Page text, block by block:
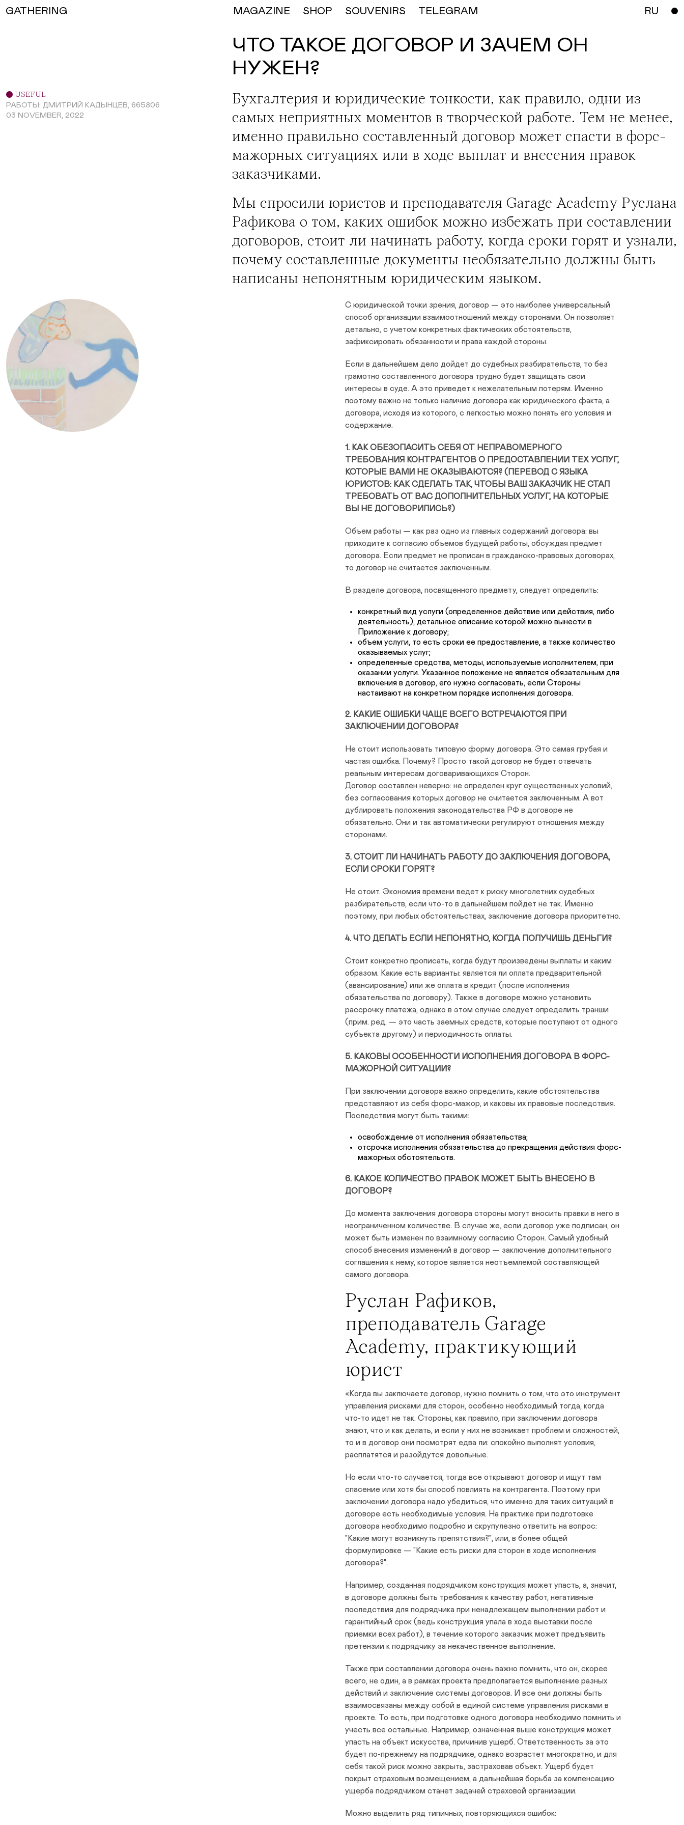
GATHERING MAGAZINE SHOP SOUVENIRS TELEGRAM RU
ЧТО ТАКОЕ ДОГОВОР И ЗАЧЕМ ОН
НУЖЕН?
USEFUL
РАБОТЫ: ДМИТРИЙ КАДЫНЦЕВ, 665806
03 NOVEMBER, 2022
Бухгалтерия и юридические тонкости, как правило, одни из
самых неприятных моментов в творческой работе. Тем не менее,
именно правильно составленный договор может спасти в форс-
мажорных ситуациях или в ходе выплат и внесения правок
заказчиками.
Мы спросили юристов и преподавателя Garage Academy Руслана
Рафикова о том, каких ошибок можно избежать при составлении
договоров, стоит ли начинать работу, когда сроки горят и узнали,
почему составленные документы необязательно должны быть
написаны непонятным юридическим языком.
С юридической точки зрения, договор — это наиболее универсальный
способ организации взаимоотношений между сторонами. Он позволяет
детально, с учетом конкретных фактических обстоятельств,
зафиксировать обязанности и права каждой стороны.
Если в дальнейшем дело дойдет до судебных разбирательств, то без
грамотно составленного договора трудно будет защищать свои
интересы в суде. А это приведет к нежелательным потерям. Именно
поэтому важно не только наличие договора как юридического факта, а
договора, исходя из которого, с легкостью можно понять его условия и
содержание.
1. КАК ОБЕЗОПАСИТЬ СЕБЯ ОТ НЕПРАВОМЕРНОГО
ТРЕБОВАНИЯ КОНТРАГЕНТОВ О ПРЕДОСТАВЛЕНИИ ТЕХ УСЛУГ,
КОТОРЫЕ ВАМИ НЕ ОКАЗЫВАЮТСЯ? (ПЕРЕВОД С ЯЗЫКА
ЮРИСТОВ: КАК СДЕЛАТЬ ТАК, ЧТОБЫ ВАШ ЗАКАЗЧИК НЕ СТАЛ
ТРЕБОВАТЬ ОТ ВАС ДОПОЛНИТЕЛЬНЫХ УСЛУГ, НА КОТОРЫЕ
ВЫ НЕ ДОГОВОРИЛИСЬ?)
Объем работы — как раз одно из главных содержаний договора: вы
приходите к согласию объемов будущей работы, обсуждая предмет
договора. Если предмет не прописан в гражданско-правовых договорах,
то договор не считается заключенным.
В разделе договора, посвященного предмету, следует определить:
конкретный вид услуги (определенное действие или действия, либо
деятельность), детальное описание которой можно вынести в
Приложение к договору;
объем услуги, то есть сроки ее предоставление, а также количество
оказываемых услуг;
определенные средства, методы, используемые исполнителем, при
оказании услуги. Указанное положение не является обязательным для
включения в договор, его нужно согласовать, если Стороны
настаивают на конкретном порядке исполнения договора.
2. КАКИЕ ОШИБКИ ЧАЩЕ ВСЕГО ВСТРЕЧАЮТСЯ ПРИ
ЗАКЛЮЧЕНИИ ДОГОВОРА?
Не стоит использовать типовую форму договора. Это самая грубая и
частая ошибка. Почему? Просто такой договор не будет отвечать
реальным интересам договаривающихся Сторон.
Договор составлен неверно: не определен круг существенных условий,
без согласования которых договор не считается заключенным. А вот
дублировать положения законодательства РФ в договоре не
обязательно. Они и так автоматически регулируют отношения между
сторонами.
3. СТОИТ ЛИ НАЧИНАТЬ РАБОТУ ДО ЗАКЛЮЧЕНИЯ ДОГОВОРА,
ЕСЛИ СРОКИ ГОРЯТ?
Не стоит. Экономия времени ведет к риску многолетних судебных
разбирательств, если что-то в дальнейшем пойдет не так. Именно
поэтому, при любых обстоятельствах, заключение договора приоритетно.
4. ЧТО ДЕЛАТЬ ЕСЛИ НЕПОНЯТНО, КОГДА ПОЛУЧИШЬ ДЕНЬГИ?
Стоит конкретно прописать, когда будут произведены выплаты и каким
образом. Какие есть варианты: является ли оплата предварительной
(авансирование) или же оплата в кредит (после исполнения
обязательства по договору). Также в договоре можно установить
рассрочку платежа, однако в этом случае следует определить транши
(прим. ред. — это часть заемных средств, которые поступают от одного
субъекта другому) и периодичность оплаты.
5. КАКОВЫ ОСОБЕННОСТИ ИСПОЛНЕНИЯ ДОГОВОРА В ФОРС-
МАЖОРНОЙ СИТУАЦИИ?
При заключении договора важно определить, какие обстоятельства
представляют из себя форс-мажор, и каковы их правовые последствия.
Последствия могут быть такими:
освобождение от исполнения обязательства;
отсрочка исполнения обязательства до прекращения действия форс-
мажорных обстоятельств.
6. КАКОЕ КОЛИЧЕСТВО ПРАВОК МОЖЕТ БЫТЬ ВНЕСЕНО В
ДОГОВОР?
До момента заключения договора стороны могут вносить правки в него в
неограниченном количестве. В случае же, если договор уже подписан, он
может быть изменен по взаимному согласию Сторон. Самый удобный
способ внесения изменений в договор — заключение дополнительного
соглашения к нему, которое является неотъемлемой составляющей
самого договора.
Руслан Рафиков,
преподаватель Garage
Academy, практикующий
юрист
«Когда вы заключаете договор, нужно помнить о том, что это инструмент
управления рисками для сторон, особенно необходимый тогда, когда
что-то идет не так. Стороны, как правило, при заключении договора
знают, что и как делать, и если у них не возникает проблем и сложностей,
то и в договор они посмотрят едва ли: спокойно выполнят условия,
расплатятся и разойдутся довольные.
Но если что-то случается, тогда все открывают договор и ищут там
спасение или хотя бы способ повлиять на контрагента. Поэтому при
заключении договора надо убедиться, что именно для таких ситуаций в
договоре есть необходимые условия. На практике при подготовке
договора необходимо подробно и скрупулезно ответить на вопрос:
"Какие могут возникнуть препятствия?", или, в более общей
формулировке — "Какие есть риски для сторон в ходе исполнения
договора?".
Например, созданная подрядчиком конструкция может упасть, а, значит,
в договоре должны быть требования к качеству работ, негативные
последствия для подрядчика при ненадлежащем выполнении работ и
гарантийный срок (ведь конструкция упала в ходе выставки после
приемки всех работ), в течение которого заказчик может предъявить
претензии к подрядчику за некачественное выполнение.
Также при составлении договора очень важно помнить, что он, скорее
всего, не один, а в рамках проекта предполагается выполнение разных
действий и заключение системы договоров. И все они должны быть
взаимосвязаны между собой в единой системе управления рисками в
проекте. То есть, при подготовке одного договора необходимо помнить и
учесть все остальные. Например, означенная выше конструкция может
упасть на объект искусства, причинив ущерб. Ответственность за это
будет по-прежнему на подрядчике, однако возрастет многократно, и для
себя такой риск можно закрыть, застраховав объект. Ущерб будет
покрыт страховым возмещением, а дальнейшая борьба за компенсацию
ущерба подрядчиком станет задачей страховой организации.
Можно выделить ряд типичных, повторяющихся ошибок: